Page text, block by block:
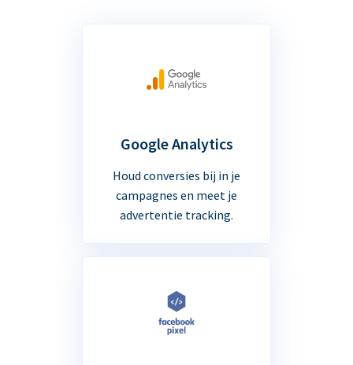
Google Analytics
Houd conversies bij in je
campagnes en meet je
advertentie tracking.